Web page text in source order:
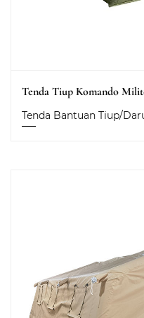
Tenda Tiup Komando
Tenda Bantuan Tiup/